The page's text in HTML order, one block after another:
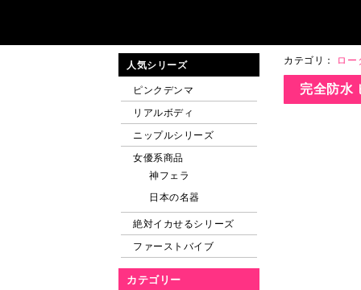
人気シリーズ
ピンクデンマ
リアルボディ
ニップルシリーズ
女優系商品
神フェラ
日本の名器
絶対イカせるシリーズ
ファーストバイブ
カテゴリー
カテゴリ： ロー
完全防水